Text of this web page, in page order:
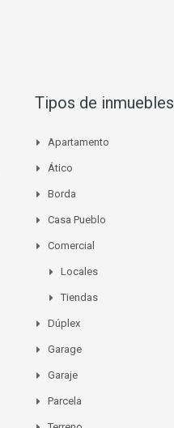
Tipos de inmuebles
Apartamento
Ático
Borda
Casa Pueblo
Comercial
Locales
Tiendas
Dúplex
Garage
Garaje
Parcela